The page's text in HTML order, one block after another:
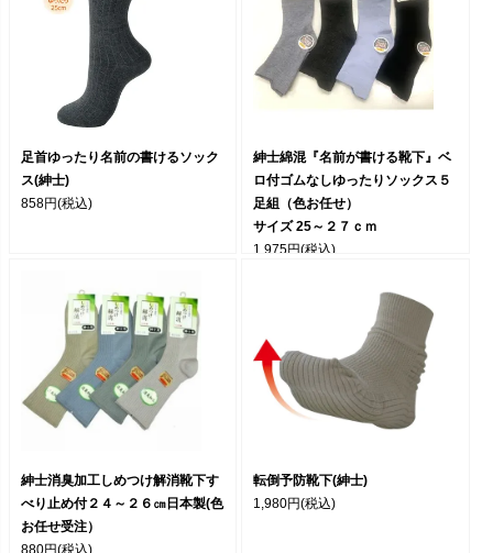
足首ゆったり名前の書けるソック
ス(紳士)
858円(税込)
紳士綿混『名前が書ける靴下』ベ
ロ付ゴムなしゆったりソックス５
足組（色お任せ）
サイズ 25～２７ｃｍ
1,975円(税込)
紳士消臭加工しめつけ解消靴下す
べり止め付２４～２６㎝日本製(色
お任せ受注）
880円(税込)
転倒予防靴下(紳士)
1,980円(税込)